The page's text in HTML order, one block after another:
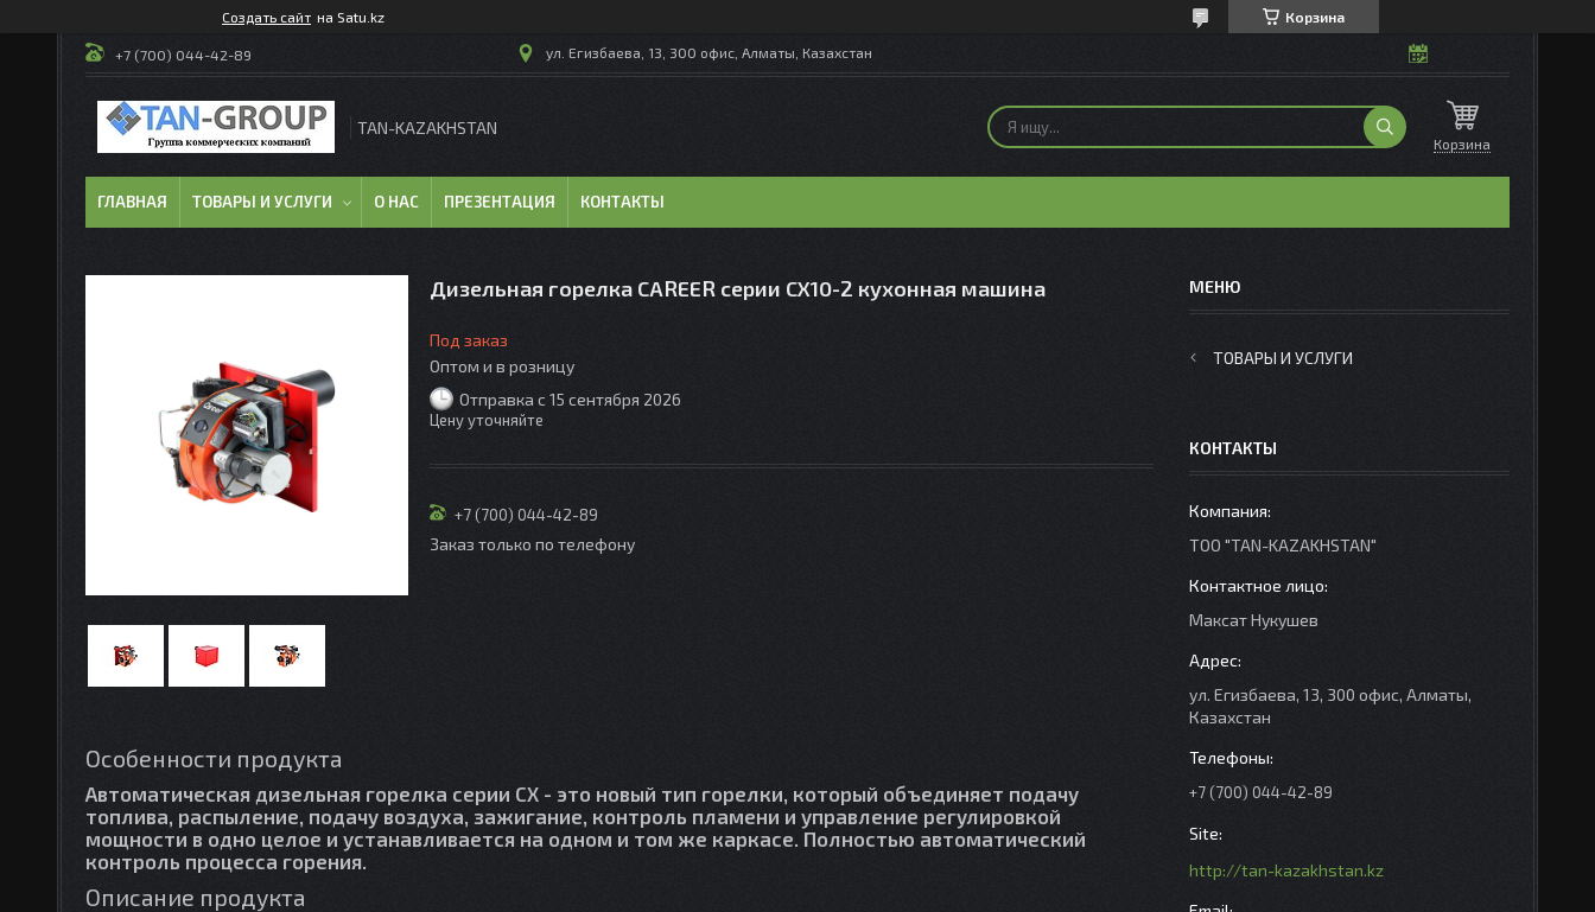
Создать сайт на Satu.kz Корзина
+7 (700) 044-42-89 ул. Егизбаева, 13, 300 офис, Алматы, Казахстан
TAN-KAZAKHSTAN
Корзина
ГЛАВНАЯ ТОВАРЫ И УСЛУГИ О НАС ПРЕЗЕНТАЦИЯ КОНТАКТЫ
Дизельная горелка CАREER серии CX10-2 кухонная машина
Под заказ
Оптом и в розницу
Отправка с 15 сентября 2026
Цену уточняйте
+7 (700) 044-42-89
Заказ только по телефону
Особенности продукта
Автоматическая дизельная горелка серии CX - это новый тип горелки, который объединяет подачу
топлива, распыление, подачу воздуха, зажигание, контроль пламени и управление регулировкой
мощности в одно целое и устанавливается на одном и том же каркасе. Полностью автоматический
контроль процесса горения.
Описание продукта
ТОВАРЫ И УСЛУГИ
КОНТАКТЫ
ТОО "TAN-KAZAKHSTAN"
Максат Нукушев
ул. Егизбаева, 13, 300 офис, Алматы,
Казахстан
+7 (700) 044-42-89
http://tan-kazakhstan.kz